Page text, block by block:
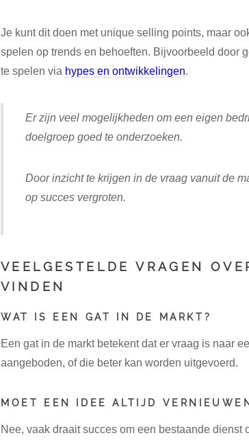
Je kunt dit doen met unique selling points, maar
spelen op trends en behoeften. Bijvoorbeeld door
te spelen via hypes en ontwikkelingen.
Er zijn veel mogelijkheden om een eigen
doelgroep goed te onderzoeken.
Door inzicht te krijgen in de vraag vanuit de
op succes vergroten.
VEELGESTELDE VRAGEN
VINDEN
WAT IS EEN GAT IN DE MARKT?
Een gat in de markt betekent dat er vraag is naar
aangeboden, of die beter kan worden uitgevoerd.
MOET EEN IDEE ALTIJD
Nee, vaak draait succes om een bestaande